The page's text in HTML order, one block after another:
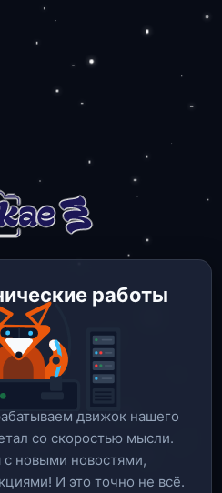
работы
движок нашего
со скоростью мысли.
новыми новостями,
И это точно не всё.